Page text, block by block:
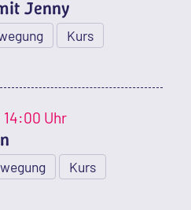
Jenny
Kurs
14:00 Uhr
Kurs